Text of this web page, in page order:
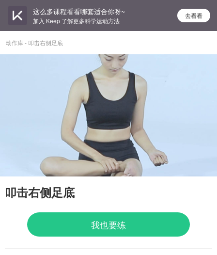
这么多课程看看哪套适合你呀~
加入 Keep 了解更多科学运动方法
去看看
动作库 - 叩击右侧足底
叩击右侧足底
我也要练